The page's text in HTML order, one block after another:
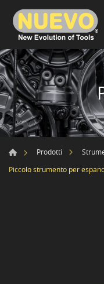
Prodotti
Piccolo strumento per